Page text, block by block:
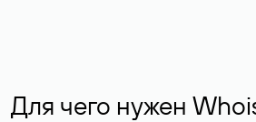
Для чего нужен